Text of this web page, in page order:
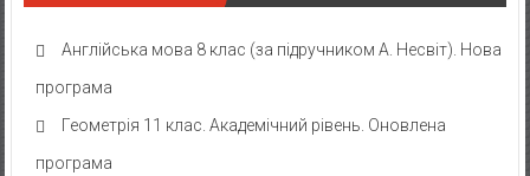
Англійська мова 8 клас (за підручником А. Несвіт). Нова
програма
Геометрія 11 клас. Академічний рівень. Оновлена
програма